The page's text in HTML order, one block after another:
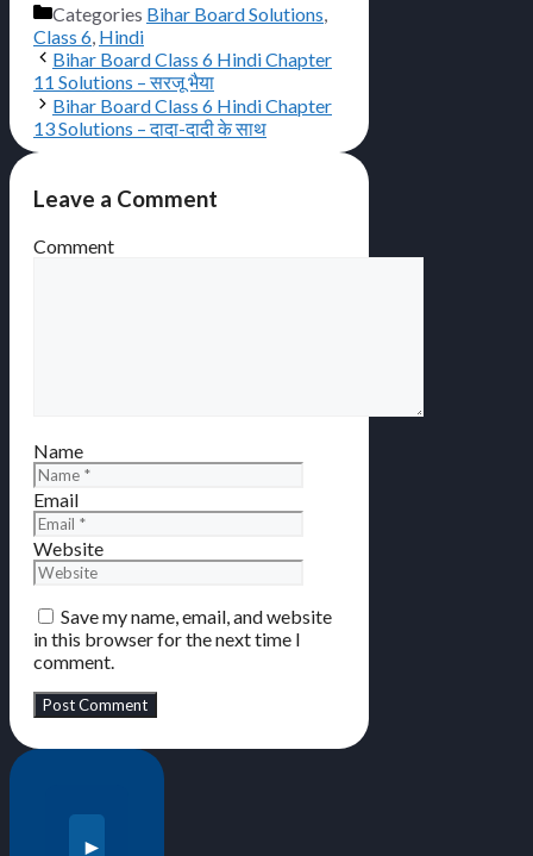
Categories Bihar Board Solutions
Class 6 Hindi
Bihar Board Class 6 Hindi Chapter
11 Solutions – सरजू भैया
Bihar Board Class 6 Hindi Chapter
13 Solutions – दादा-दादी के साथ
Leave a Comment
Comment
Name
Email
Website
Save my name, email, and website
in this browser for the next time I
comment.